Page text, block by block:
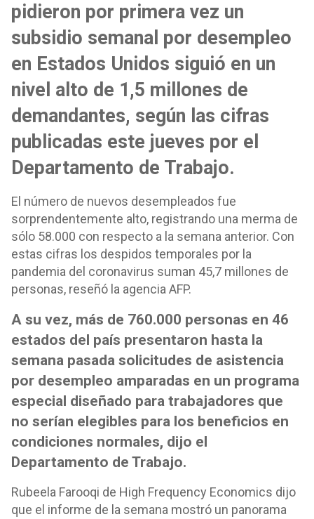
pidieron por primera vez un
subsidio semanal por desempleo
en Estados Unidos siguió en un
nivel alto de 1,5 millones de
demandantes, según las cifras
publicadas este jueves por el
Departamento de Trabajo.
El número de nuevos desempleados fue
sorprendentemente alto, registrando una merma de
sólo 58.000 con respecto a la semana anterior. Con
estas cifras los despidos temporales por la
pandemia del coronavirus suman 45,7 millones de
personas, reseñó la agencia AFP.
A su vez, más de 760.000 personas en 46
estados del país presentaron hasta la
semana pasada solicitudes de asistencia
por desempleo amparadas en un programa
especial diseñado para trabajadores que
no serían elegibles para los beneficios en
condiciones normales, dijo el
Departamento de Trabajo.
Rubeela Farooqi de High Frequency Economics dijo
que el informe de la semana mostró un panorama